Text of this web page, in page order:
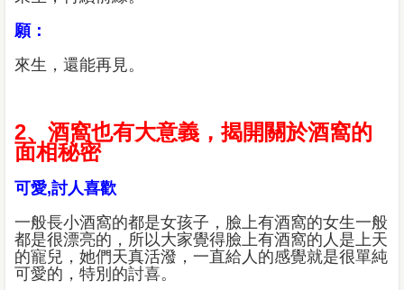
願：
來生，還能再見。
2、酒窩也有大意義，揭開關於酒窩的
面相秘密
可愛,討人喜歡
一般長小酒窩的都是女孩子，臉上有酒窩的女生一般
都是很漂亮的，所以大家覺得臉上有酒窩的人是上天
的寵兒，她們天真活潑，一直給人的感覺就是很單純
可愛的，特別的討喜。